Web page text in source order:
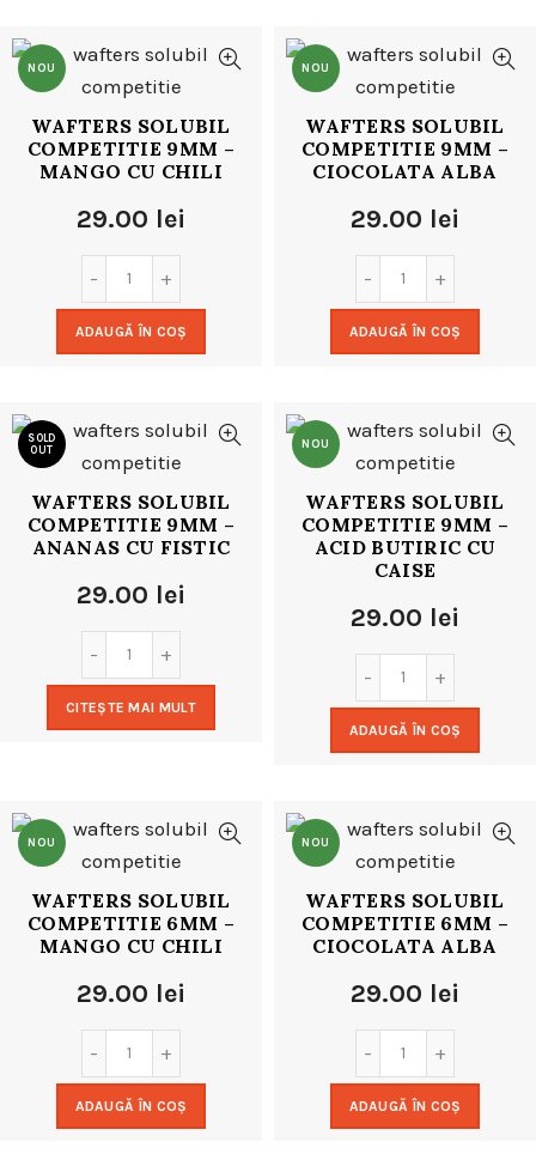
NOU
WAFTERS SOLUBIL
COMPETITIE 9MM –
MANGO CU CHILI
29.00 lei
ADAUGĂ ÎN COȘ
NOU
WAFTERS SOLUBIL
COMPETITIE 9MM –
CIOCOLATA ALBA
29.00 lei
ADAUGĂ ÎN COȘ
SOLD
OUT
NOU
WAFTERS SOLUBIL
COMPETITIE 9MM –
ANANAS CU FISTIC
29.00 lei
CITEȘTE MAI MULT
NOU
WAFTERS SOLUBIL
COMPETITIE 9MM –
ACID BUTIRIC CU
CAISE
29.00 lei
ADAUGĂ ÎN COȘ
NOU
WAFTERS SOLUBIL
COMPETITIE 6MM –
MANGO CU CHILI
29.00 lei
ADAUGĂ ÎN COȘ
NOU
WAFTERS SOLUBIL
COMPETITIE 6MM –
CIOCOLATA ALBA
29.00 lei
ADAUGĂ ÎN COȘ